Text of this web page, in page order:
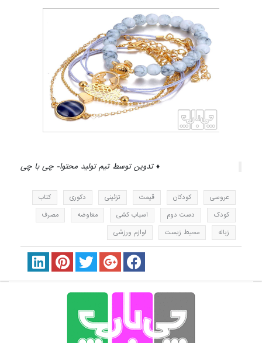
♦ تدوین توسط تیم تولید محتوا- چی با چی
عروسی کودکان قیمت تزئینی دکوری
کتاب
کودک
دست دوم اسباب کشی معاوضه
مصرف
زباله
محیط زیست لوازم ورزشی